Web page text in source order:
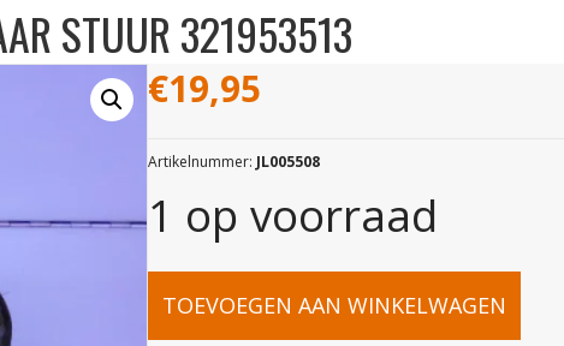
STUUR 321953513
€19,95
Artikelnummer: JL005508
1 op voorraad
VW
TOEVOEGEN AAN WINKELWAGEN